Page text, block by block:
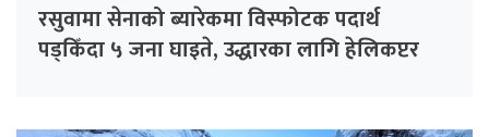
रसुवामा सेनाको ब्यारेकमा विस्फोटक पदार्थ
पड्किँदा ५ जना घाइते, उद्धारका लागि हेलिकप्टर